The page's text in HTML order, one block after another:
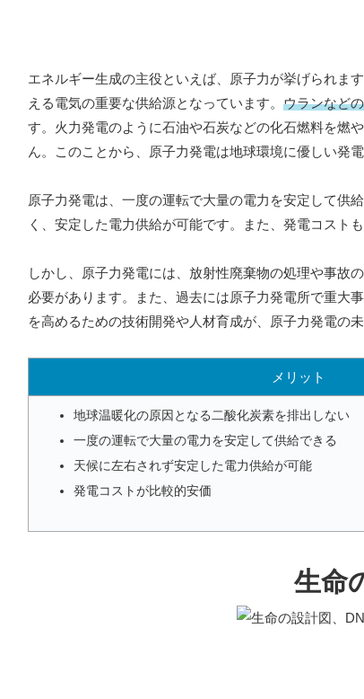
エネルギー生成の主役といえば、原子力が挙げられま
える電気の重要な供給源となっています。 ウランなど
す。火力発電のように石油や石炭などの化石燃料を燃
ん。このことから、原子力発電は地球環境に優しい発
原子力発電は、一度の運転で大量の電力を安定して供
く、安定した電力供給が可能です。また、発電コスト
しかし、原子力発電には、放射性廃棄物の処理や事故
必要があります。また、過去には原子力発電所で重大
を高めるための技術開発や人材育成が、原子力発電の
メリット
地球温暖化の原因となる二酸化炭素を排出しない
一度の運転で大量の電力を安定して供給できる
天候に左右されず安定した電力供給が可能
発電コストが比較的安価
生命